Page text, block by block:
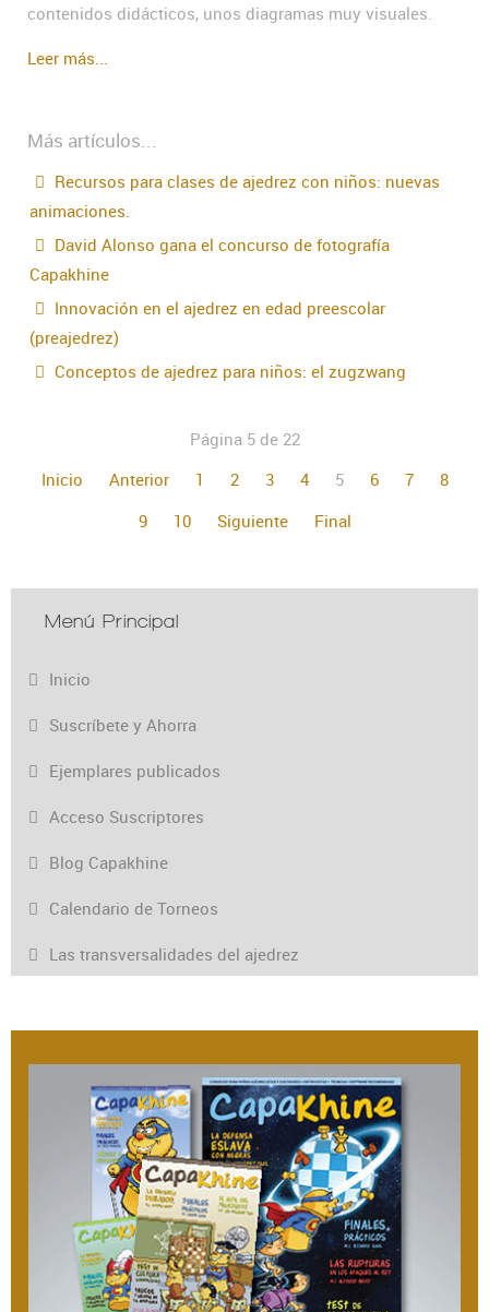
contenidos didácticos, unos diagramas muy visuales.
Leer más...
Más artículos...
Recursos para clases de ajedrez con niños: nuevas
animaciones.
David Alonso gana el concurso de fotografía
Capakhine
Innovación en el ajedrez en edad preescolar
(preajedrez)
Conceptos de ajedrez para niños: el zugzwang
Página 5 de 22
Inicio
Anterior 1 2 3 4 5 6 7
8
9
10 Siguiente Final
Menú Principal
Inicio
Suscríbete y Ahorra
Ejemplares publicados
Acceso Suscriptores
Blog Capakhine
Calendario de Torneos
Las transversalidades del ajedrez